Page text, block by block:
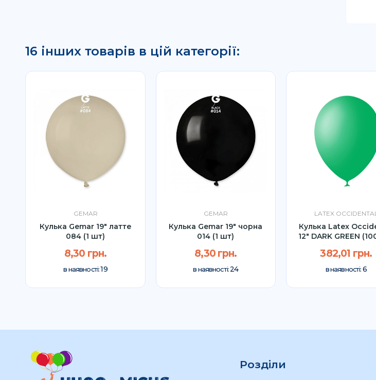
16 інших товарів в цій категорії:
GEMAR
Кулька Gemar 19" латте
084 (1 шт)
8,30 грн.
в наявності:19
GEMAR
Кулька Gemar 19" чорна
014 (1 шт)
8,30 грн.
в наявності:24
LATEX OCCIDENTAL
Кулька Latex
12" DARK GREEN
382,01 грн.
в наявності: 6
Розділи